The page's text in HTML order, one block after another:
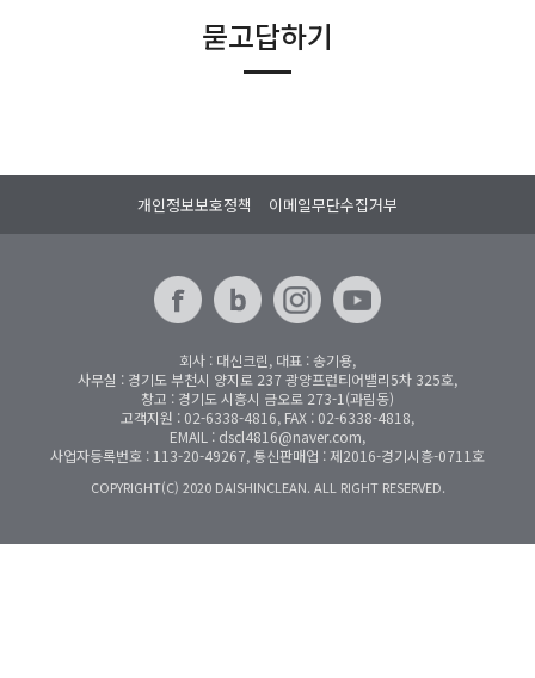
묻고답하기
개인정보보호정책 이메일무단수집거부
회사 : 대신크린, 대표 : 송기용,
사무실 : 경기도 부천시 양지로 237 광양프런티어밸리5차 325호,
창고 : 경기도 시흥시 금오로 273-1(과림동)
고객지원 : 02-6338-4816, FAX : 02-6338-4818,
EMAIL : dscl4816@naver.com,
사업자등록번호 : 113-20-49267, 통신판매업 : 제2016-경기시흥-0711호
COPYRIGHT(C) 2020 DAISHINCLEAN. ALL RIGHT RESERVED.